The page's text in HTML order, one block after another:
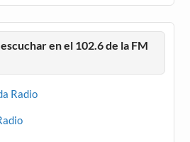
en el 102.6 de la FM
Radio